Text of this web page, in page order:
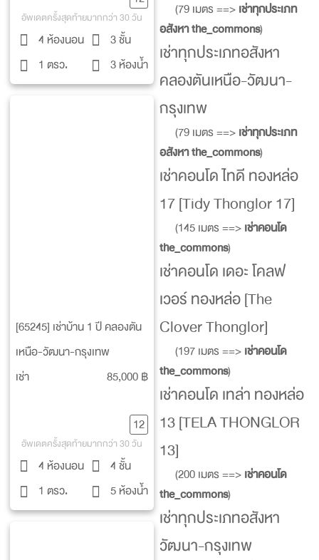
อัพเดตครั้งสุดท้ายมากกว่า 30 วัน
4 ห้องนอน
1 ตรว.
3 ชั้น
3 ห้องน้ำ
[65245] เช่าบ้าน 1 ปี คลองตัน
เหนือ-วัฒนา-กรุงเทพ
เช่า
85,000 ฿
12
อัพเดตครั้งสุดท้ายมากกว่า 30 วัน
4 ห้องนอน
1 ตรว.
4 ชั้น
5 ห้องน้ำ
(79 เมตร ==>เช่าทุกประเภท
อสังหา the_commons)
เช่าทุกประเภทอสังหา
คลองตันเหนือ-วัฒนา-
กรุงเทพ
(79 เมตร ==>เช่าทุกประเภท
อสังหา the_commons)
เช่าคอนโด ไทดี ทองหล่อ
17 [Tidy Thonglor 17]
(145 เมตร ==>เช่าคอนโด
the_commons)
เช่าคอนโด เดอะ โคลฟ
เวอร์ ทองหล่อ [The
Clover Thonglor]
(197 เมตร ==>เช่าคอนโด
the_commons)
เช่าคอนโด เทล่า ทองหล่อ
13 [TELA THONGLOR
13]
(200 เมตร ==>เช่าคอนโด
the_commons)
เช่าทุกประเภทอสังหา
วัฒนา-กรุงเทพ